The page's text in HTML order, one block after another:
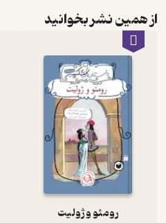
از همین نشر بخوانید
رومئو و ژولیت